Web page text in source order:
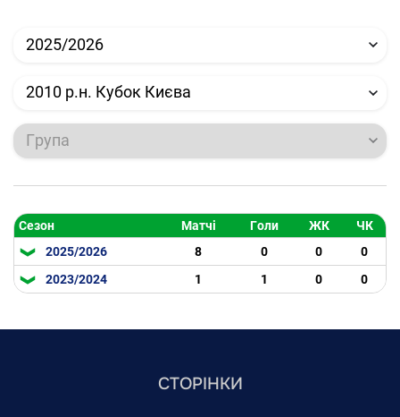
2025/2026
2010 р.н. Кубок Києва
Група
Сезон Матчі Голи ЖК
ЧК
2025/2026
8 0 0
0
2023/2024
1 1 0 0
СТОРІНКИ